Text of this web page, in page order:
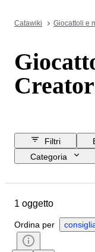
Catawiki Giocattoli e
Creator
Filtri
Categoria
Condizioni
1 oggetto
Ordina per